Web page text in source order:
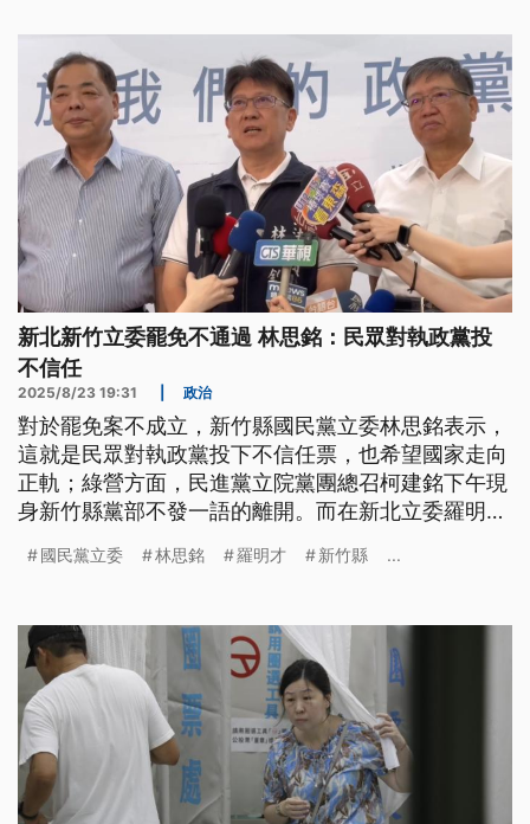
新北新竹立委罷免不通過 林思銘：民眾對執政黨投
不信任
2025/8/23 19:31 政治
對於罷免案不成立，新竹縣國民黨立委林思銘表示，
這就是民眾對執政黨投下不信任票，也希望國家走向
正軌；綠營方面，民進黨立院黨團總召柯建銘下午現
身新竹縣黨部不發一語的離開。而在新北立委羅明才
服務處高歌「感恩的心」，透露自己已經瘦了快4公
國民黨立委 林思銘 羅明才 新竹縣 ...